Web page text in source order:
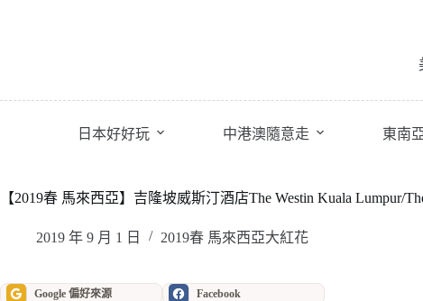
內
日本好好玩 中港澳隨意走 東南
【2019春 馬來西亞】吉隆坡威斯汀酒店The Westin Kuala Lumpur/
2019 年 9 月 1 日 2019春 馬來西亞大紅花
Google 偏好來源 Facebook